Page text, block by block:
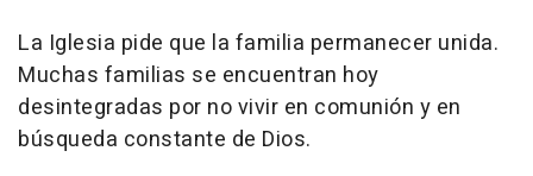
La Iglesia pide que la familia permanecer unida.
Muchas familias se encuentran hoy
desintegradas por no vivir en comunión y en
búsqueda constante de Dios.